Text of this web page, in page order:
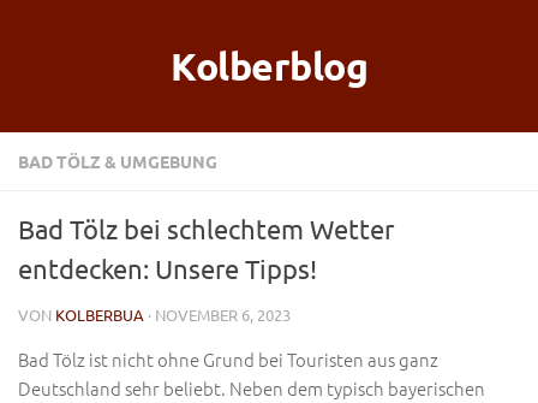
Kolberblog
BAD TÖLZ & UMGEBUNG
Bad Tölz bei schlechtem Wetter
entdecken: Unsere Tipps!
VON KOLBERBUA · NOVEMBER 6, 2023
Bad Tölz ist nicht ohne Grund bei Touristen aus ganz
Deutschland sehr beliebt. Neben dem typisch bayerischen